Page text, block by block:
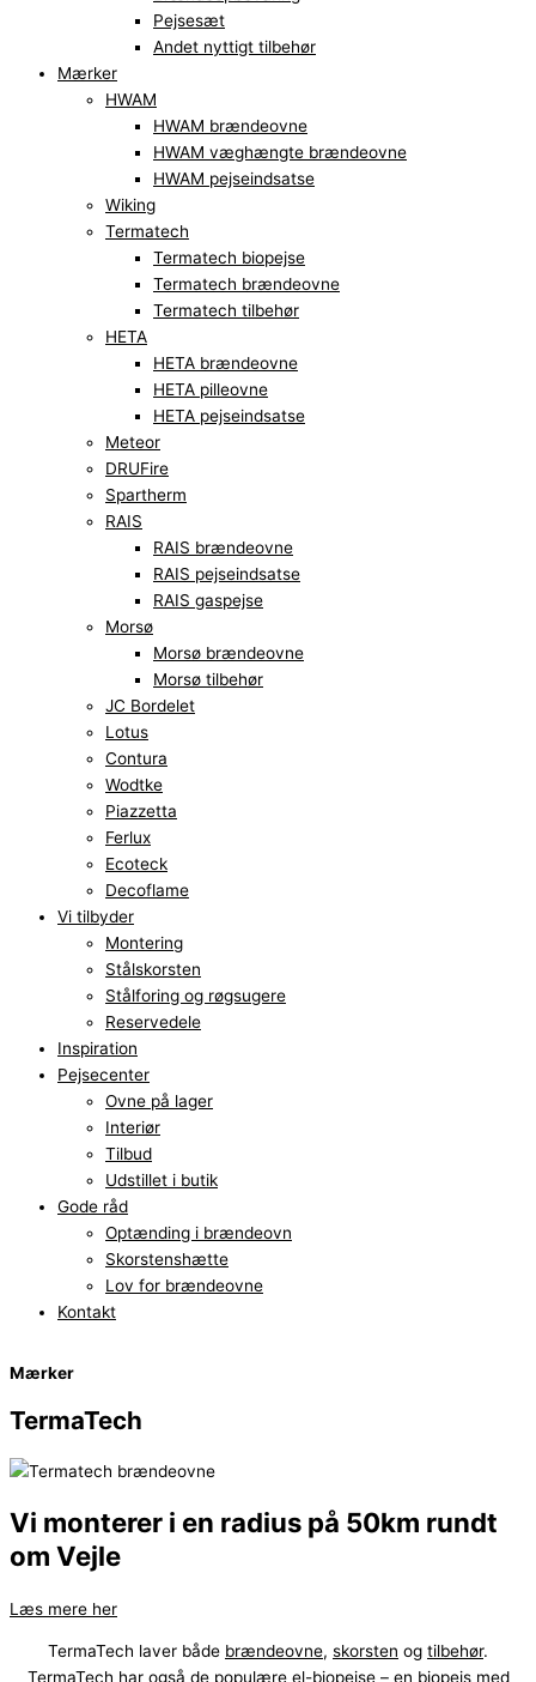
Pejsesæt
Andet nyttigt tilbehør
Mærker
HWAM
HWAM brændeovne
HWAM væghængte brændeovne
HWAM pejseindsatse
Wiking
Termatech
Termatech biopejse
Termatech brændeovne
Termatech tilbehør
HETA
HETA brændeovne
HETA pilleovne
HETA pejseindsatse
Meteor
DRUFire
Spartherm
RAIS
RAIS brændeovne
RAIS pejseindsatse
RAIS gaspejse
Morsø
Morsø brændeovne
Morsø tilbehør
JC Bordelet
Lotus
Contura
Wodtke
Piazzetta
Ferlux
Ecoteck
Decoflame
Vi tilbyder
Montering
Stålskorsten
Stålforing og røgsugere
Reservedele
Inspiration
Pejsecenter
Ovne på lager
Interiør
Tilbud
Udstillet i butik
Gode råd
Optænding i brændeovn
Skorstenshætte
Lov for brændeovne
Kontakt
Mærker
TermaTech
Vi monterer i en radius på 50km rundt
om Vejle
Læs mere her
TermaTech laver både brændeovne, skorsten og tilbehør.
TermaTech har også de populære el-biopejse– en biopejs med